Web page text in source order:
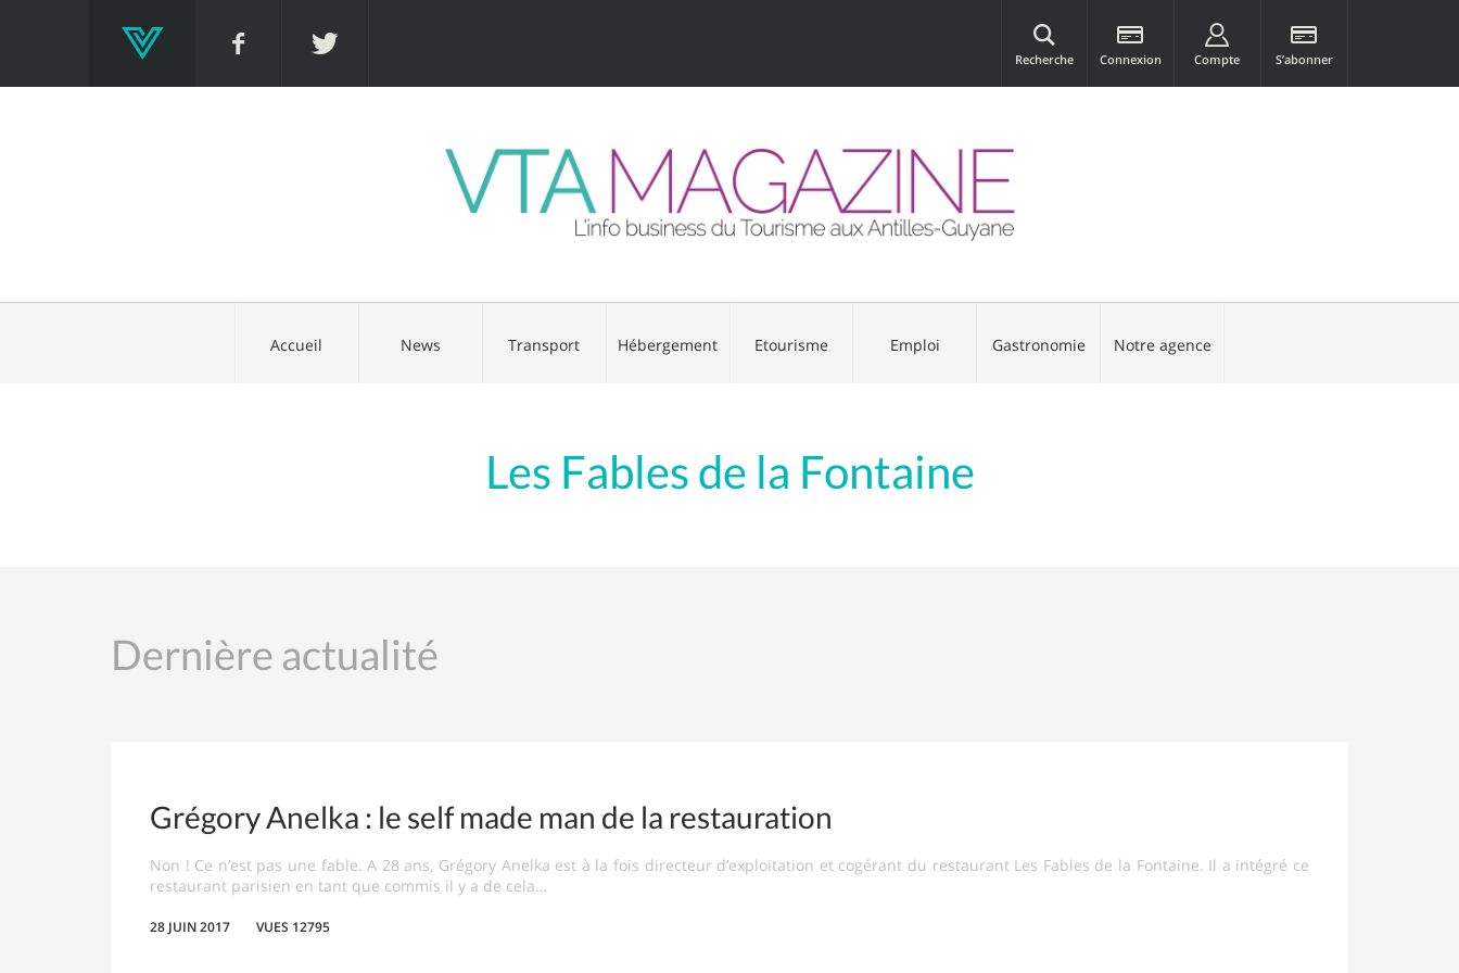
Recherche Connexion Compte S’abonner
Accueil News Transport Hébergement Etourisme Emploi Gastronomie Notre agence
Les Fables de la Fontaine
Dernière actualité
Grégory Anelka : le self made man de la restauration
Non ! Ce n’est pas une fable. A 28 ans, Grégory Anelka est à la fois directeur d’exploitation et cogérant du restaurant Les Fables de la Fontaine. Il a intégré ce
restaurant parisien en tant que commis il y a de cela…
28 JUIN 2017 VUES 12795